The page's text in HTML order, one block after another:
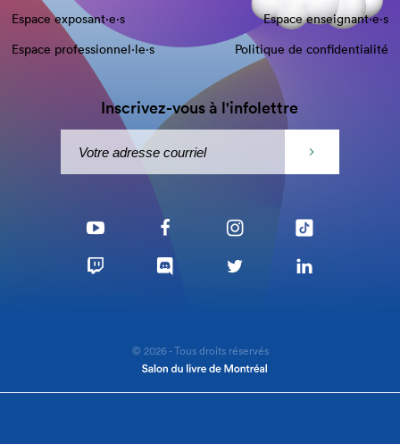
Espace exposant·e⋅s
Espace enseignant·e⋅s
Espace professionnel·le⋅s
Politique de confidentialité
Inscrivez-vous à l'infolettre
© 2026 - Tous droits réservés